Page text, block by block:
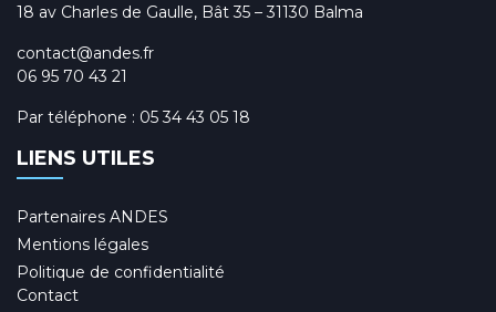
18 av Charles de Gaulle, Bât 35 – 31130 Balma
contact@andes.fr
06 95 70 43 21
Par téléphone : 05 34 43 05 18
LIENS UTILES
Partenaires ANDES
Mentions légales
Politique de confidentialité
Contact